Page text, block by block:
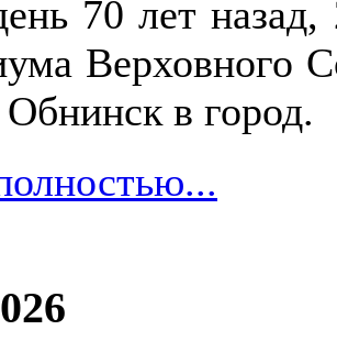
70 лет
Верховного
в город.